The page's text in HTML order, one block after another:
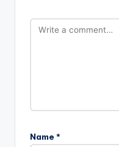
Name *